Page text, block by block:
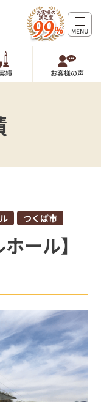
績 お客様の声
MENU
つくば市
ール】